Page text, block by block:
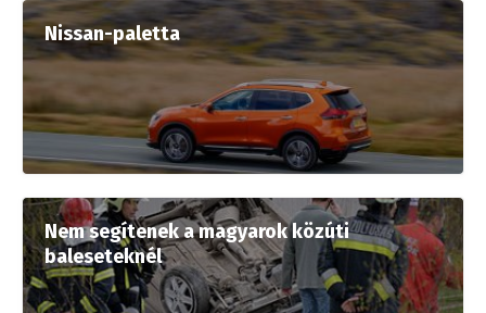
Nissan-paletta
Nem segítenek a magyarok közúti
baleseteknél